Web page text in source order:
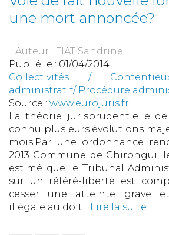
une mort annoncée?
Auteur : FIAT Sandrine
Publié le : 01/04/2014
Collectivités /
administratif/ Procédure
Source : www.eurojuris.fr
La théorie jurisprudentielle
connu plusieurs évolutions
mois.Par une ordonnance
2013 Commune de Chirongui,
estimé que le Tribunal
sur un référé-liberté est
cesser une atteinte grave
illégale au doit... Lire la suite